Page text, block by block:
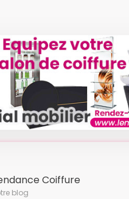
Coiffure
blog